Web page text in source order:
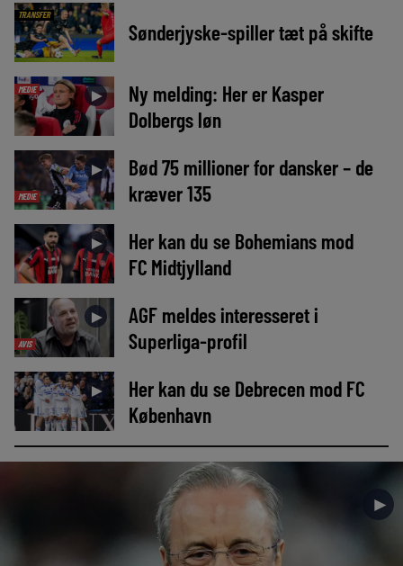
TRANSFER
Sønderjyske-spiller tæt på skifte
MEDIE ►
Ny melding: Her er Kasper
Dolbergs løn
MEDIE
►
Bød 75 millioner for dansker – de
kræver 135
►
Her kan du se Bohemians mod
FC Midtjylland
AVIS
►
AGF meldes interesseret i
Superliga-profil
►
Her kan du se Debrecen mod FC
København
►